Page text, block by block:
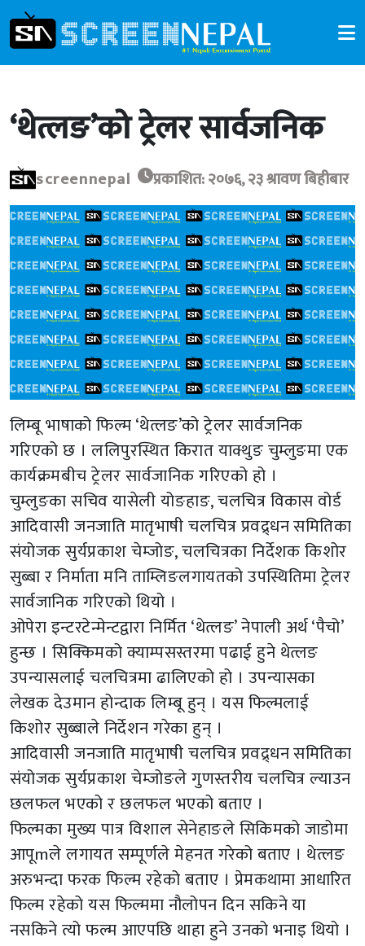
‘थेत्लङ’को ट्रेलर सार्वजनिक
screennepal प्रकाशित: २०७६, २३ श्रावण बिहीबार
लिम्बू भाषाको फिल्म ‘थेत्लङ’को ट्रेलर सार्वजनिक
गरिएको छ । ललिपुरस्थित किरात याक्थुङ चुम्लुङमा एक
कार्यक्रमबीच ट्रेलर सार्वजानिक गरिएको हो ।
चुम्लुङका सचिव यासेली योङहाङ, चलचित्र विकास वोर्ड
आदिवासी जनजाति मातृभाषी चलचित्र प्रवद्र्धन समितिका
संयोजक सुर्यप्रकाश चेम्जोङ, चलचित्रका निर्देशक किशोर
सुब्बा र निर्माता मनि ताम्लिङलगायतको उपस्थितिमा ट्रेलर
सार्वजानिक गरिएको थियो ।
ओपेरा इन्टरटेन्मेन्टद्वारा निर्मित ‘थेत्लङ’ नेपाली अर्थ ‘पैचो’
हुन्छ । सिक्किमको क्याम्पसस्तरमा पढाई हुने थेत्लङ
उपन्यासलाई चलचित्रमा ढालिएको हो । उपन्यासका
लेखक देउमान होन्दाक लिम्बू हुन् । यस फिल्मलाई
किशोर सुब्बाले निर्देशन गरेका हुन् ।
आदिवासी जनजाति मातृभाषी चलचित्र प्रवद्र्धन समितिका
संयोजक सुर्यप्रकाश चेम्जोङले गुणस्तरीय चलचित्र ल्याउन
छलफल भएको र छलफल भएको बताए ।
फिल्मका मुख्य पात्र विशाल सेनेहाङले सिकिमको जाडोमा
आपूmले लगायत सम्पूर्णले मेहनत गरेको बताए । थेत्लङ
अरुभन्दा फरक फिल्म रहेको बताए । प्रेमकथामा आधारित
फिल्म रहेको यस फिल्ममा नौलोपन दिन सकिने या
नसकिने त्यो फल्म आएपछि थाहा हुने उनको भनाइ थियो ।